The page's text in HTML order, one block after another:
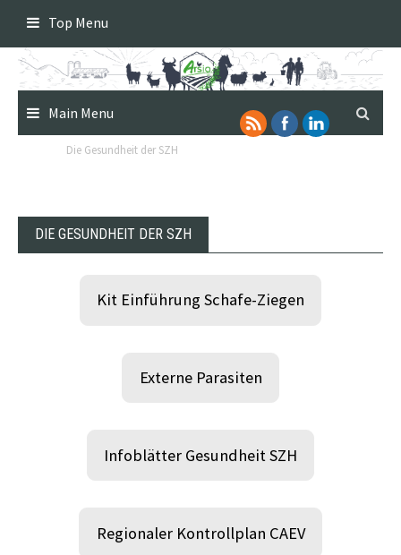
content
Top Menu
Main Menu
Die Gesundheit der SZH
DIE GESUNDHEIT DER SZH
Kit Einführung Schafe-Ziegen
Externe Parasiten
Infoblätter Gesundheit SZH
Regionaler Kontrollplan CAEV